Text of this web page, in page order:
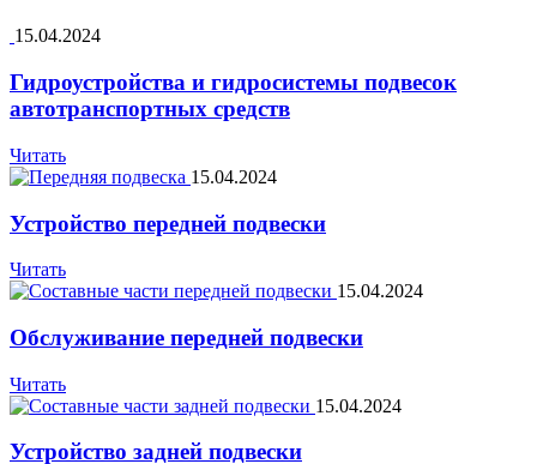
15.04.2024
Гидроустройства и гидросистемы подвесок
автотранспортных средств
Читать
15.04.2024
Устройство передней подвески
Читать
15.04.2024
Обслуживание передней подвески
Читать
15.04.2024
Устройство задней подвески